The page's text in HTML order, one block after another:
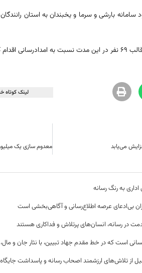
سامانه بارشی و سرما و یخبندان به استان
لینک کوتاه
می‌یابد
به رنگ رسانه
بی‌ادعای عرصه اطلاع‌رسانی و آگاهی‌بخشی است
در رسانه، انسان‌های پرتلاش و فداکاری هستند
است که در خط مقدم جهاد تبیین، با نثار جان و
از تلاش‌های ارزشمند اصحاب رسانه و پاسداشت